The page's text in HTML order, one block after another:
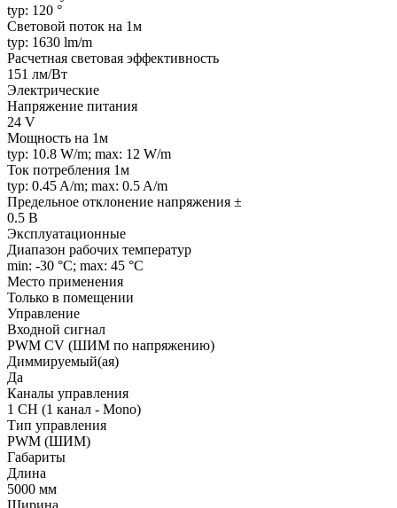
typ: 120 °
Световой поток на 1м
typ: 1630 lm/m
Расчетная световая эффективность
151 лм/Вт
Электрические
Напряжение питания
24 V
Мощность на 1м
typ: 10.8 W/m; max: 12 W/m
Ток потребления 1м
typ: 0.45 A/m; max: 0.5 A/m
Предельное отклонение напряжения ±
0.5 В
Эксплуатационные
Диапазон рабочих температур
min: -30 °C; max: 45 °C
Место применения
Только в помещении
Управление
Входной сигнал
PWM СV (ШИМ по напряжению)
Диммируемый(ая)
Да
Каналы управления
1 CH (1 канал - Mono)
Тип управления
PWM (ШИМ)
Габариты
Длина
5000 мм
Ширина